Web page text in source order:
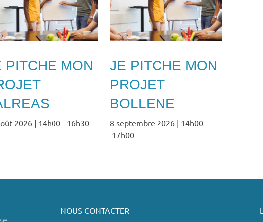
PITCHE MON
2026 | 14h00 - 16h30
JE PITCHE MON
PROJET
BOLLENE
8 septembre 2026 | 14h00 -
17h00
NOUS CONTACTER